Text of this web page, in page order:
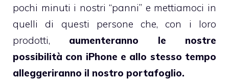
pochi minuti i nostri “panni” e mettiamoci in
quelli di questi persone che, con i loro
prodotti, aumenteranno le nostre
possibilità con iPhone e allo stesso tempo
alleggeriranno il nostro portafoglio.